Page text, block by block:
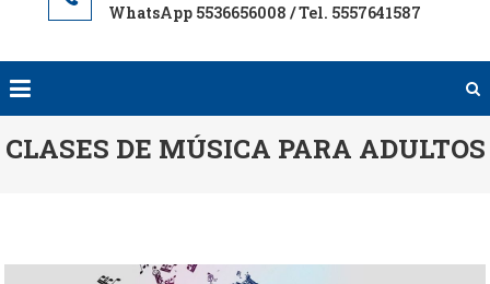
WhatsApp 5536656008 / Tel. 5557641587
CLASES DE MÚSICA PARA ADULTOS